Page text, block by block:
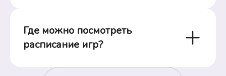
Где можно посмотреть
расписание игр?